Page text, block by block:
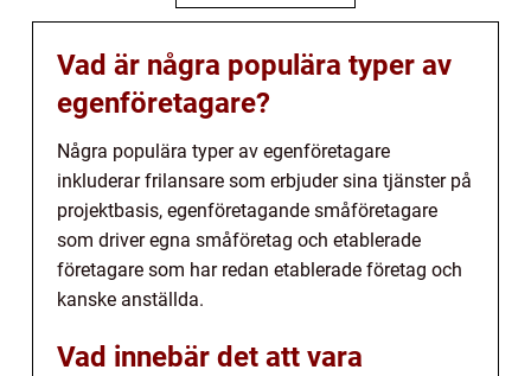
Vad är några populära typer av
egenföretagare?
Några populära typer av egenföretagare
inkluderar frilansare som erbjuder sina tjänster på
projektbasis, egenföretagande småföretagare
som driver egna småföretag och etablerade
företagare som har redan etablerade företag och
kanske anställda.
Vad innebär det att vara